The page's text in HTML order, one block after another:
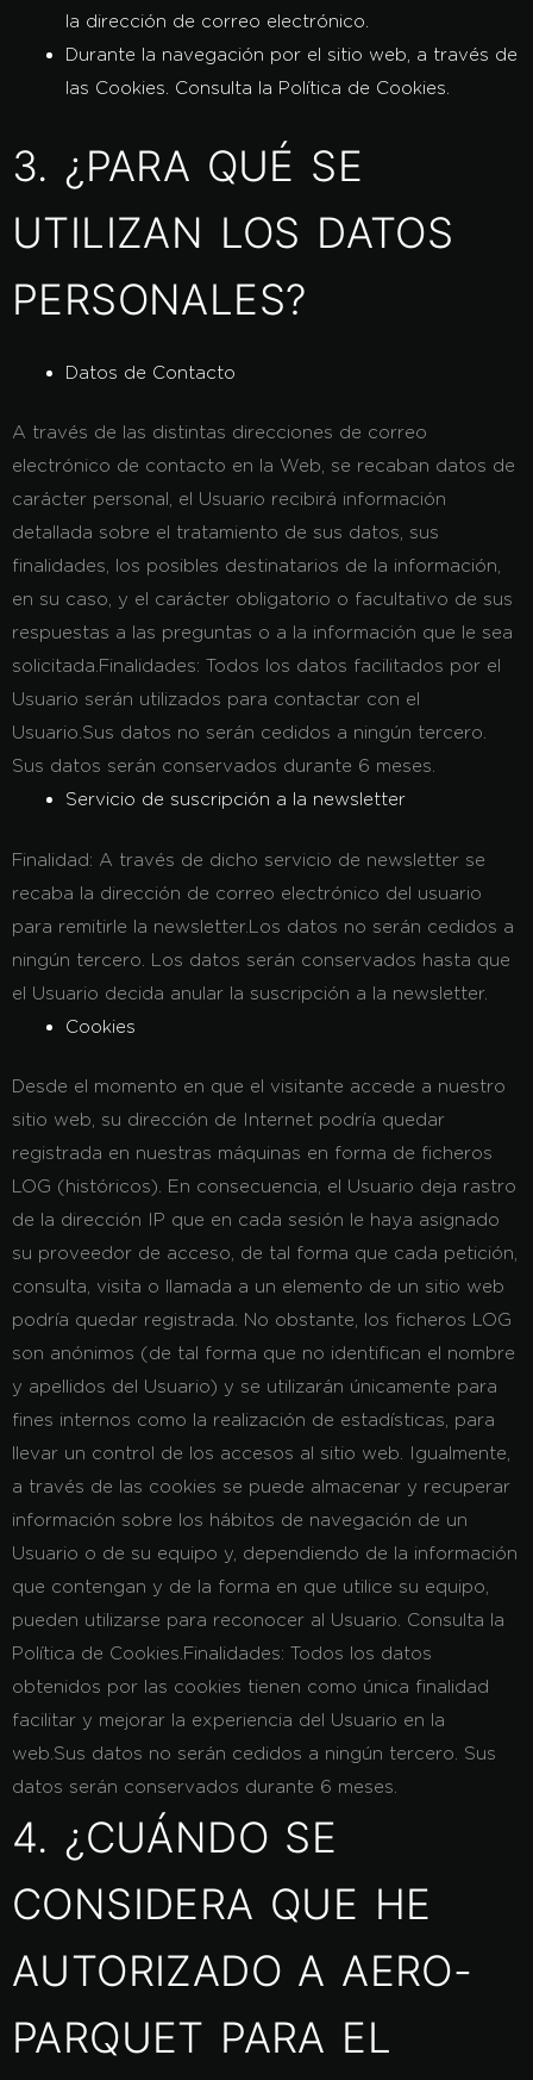
la dirección de correo electrónico.
Durante la navegación por el sitio web, a través de
las Cookies. Consulta la Política de Cookies.
3. ¿PARA QUÉ SE
UTILIZAN LOS DATOS
PERSONALES?
Datos de Contacto
A través de las distintas direcciones de correo
electrónico de contacto en la Web, se recaban datos de
carácter personal, el Usuario recibirá información
detallada sobre el tratamiento de sus datos, sus
finalidades, los posibles destinatarios de la información,
en su caso, y el carácter obligatorio o facultativo de sus
respuestas a las preguntas o a la información que le sea
solicitada.Finalidades: Todos los datos facilitados por el
Usuario serán utilizados para contactar con el
Usuario.Sus datos no serán cedidos a ningún tercero.
Sus datos serán conservados durante 6 meses.
Servicio de suscripción a la newsletter
Finalidad: A través de dicho servicio de newsletter se
recaba la dirección de correo electrónico del usuario
para remitirle la newsletter.Los datos no serán cedidos a
ningún tercero. Los datos serán conservados hasta que
el Usuario decida anular la suscripción a la newsletter.
Cookies
Desde el momento en que el visitante accede a nuestro
sitio web, su dirección de Internet podría quedar
registrada en nuestras máquinas en forma de ficheros
LOG (históricos). En consecuencia, el Usuario deja rastro
de la dirección IP que en cada sesión le haya asignado
su proveedor de acceso, de tal forma que cada petición,
consulta, visita o llamada a un elemento de un sitio web
podría quedar registrada. No obstante, los ficheros LOG
son anónimos (de tal forma que no identifican el nombre
y apellidos del Usuario) y se utilizarán únicamente para
fines internos como la realización de estadísticas, para
llevar un control de los accesos al sitio web. Igualmente,
a través de las cookies se puede almacenar y recuperar
información sobre los hábitos de navegación de un
Usuario o de su equipo y, dependiendo de la información
que contengan y de la forma en que utilice su equipo,
pueden utilizarse para reconocer al Usuario. Consulta la
Política de Cookies.Finalidades: Todos los datos
obtenidos por las cookies tienen como única finalidad
facilitar y mejorar la experiencia del Usuario en la
web.Sus datos no serán cedidos a ningún tercero. Sus
datos serán conservados durante 6 meses.
4. ¿CUÁNDO SE
CONSIDERA QUE HE
AUTORIZADO A AERO-
PARQUET PARA EL